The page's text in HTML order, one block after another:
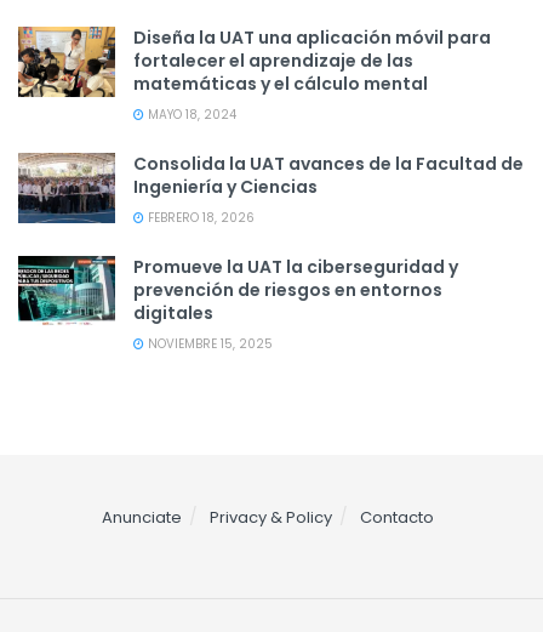
Diseña la UAT una aplicación móvil para
fortalecer el aprendizaje de las
matemáticas y el cálculo mental
MAYO 18, 2024
Consolida la UAT avances de la Facultad de
Ingeniería y Ciencias
FEBRERO 18, 2026
Promueve la UAT la ciberseguridad y
prevención de riesgos en entornos
digitales
NOVIEMBRE 15, 2025
Anunciate Privacy & Policy Contacto